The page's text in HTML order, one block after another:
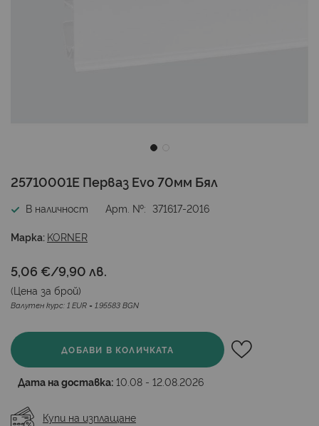
Преминете
началото
галерия
снимки
25710001E Перваз Evo 70мм Бял
В наличност Арт. № 371617-2016
Марка: KORNER
5,06 €/9,90 лв.
(Цена за брой)
Валутен курс: 1 EUR = 1.95583 BGN
ДОБАВИ В КОЛИЧКАТА
Дата на доставка: 10.08 - 12.08.2026
Купи на изплащане